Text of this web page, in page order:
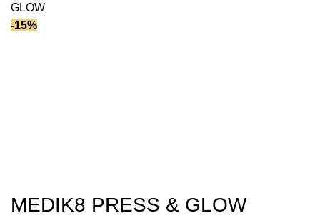
GLOW
-15%
MEDIK8 PRESS & GLOW